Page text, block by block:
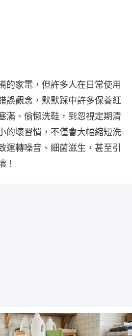
的家電，但許多人在日常使用
誤觀念，默默踩中許多保養紅
滿、偷懶洗鞋，到忽視定期清
的壞習慣，不僅會大幅縮短洗
運轉噪音、細菌滋生，甚至引
！